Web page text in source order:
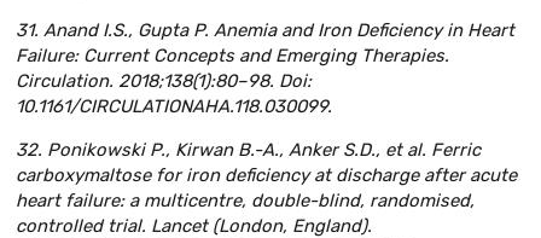
31. Anand I.S., Gupta P. Anemia and Iron Deficiency in Heart
Failure: Current Concepts and Emerging Therapies.
Circulation. 2018;138(1):80–98. Doi:
10.1161/CIRCULATIONAHA.118.030099.
32. Ponikowski P., Kirwan B.-A., Anker S.D., et al. Ferric
carboxymaltose for iron deficiency at discharge after acute
heart failure: a multicentre, double-blind, randomised,
controlled trial. Lancet (London, England).